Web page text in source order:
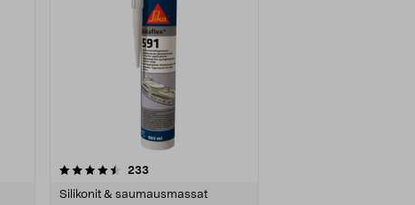
233
Silikonit & saumausmassat